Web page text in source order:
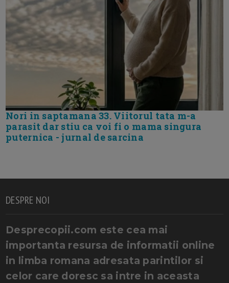
Nori in saptamana 33. Viitorul tata m-a
parasit dar stiu ca voi fi o mama singura
puternica - jurnal de sarcina
DESPRE NOI
Desprecopii.com este cea mai
importanta resursa de informatii online
in limba romana adresata parintilor si
celor care doresc sa intre in aceasta